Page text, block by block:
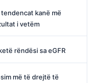
kanë më
i vetëm
rëndësi sa eGFR
më të drejtë të